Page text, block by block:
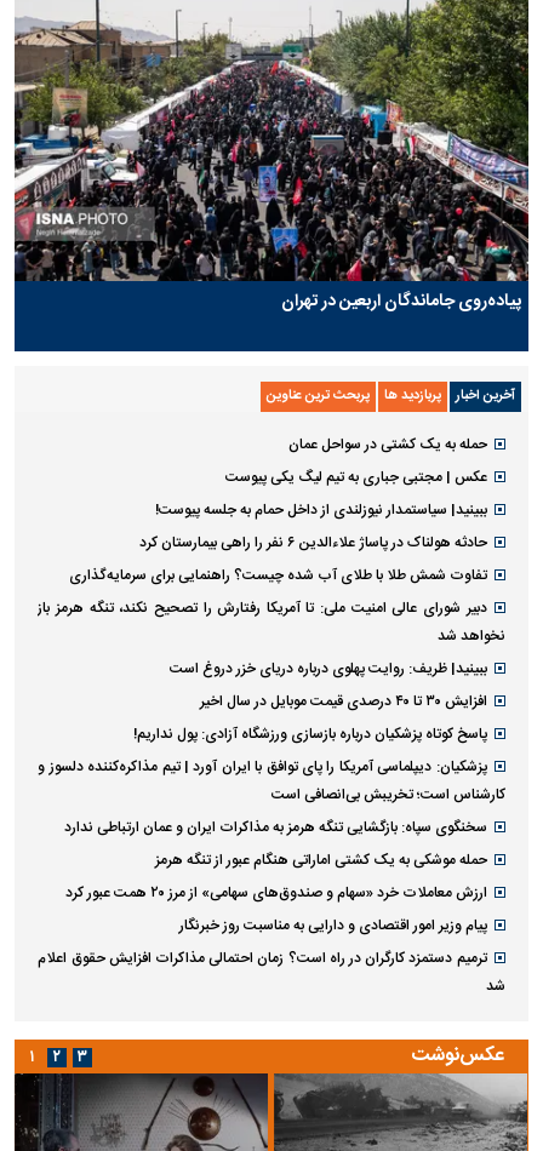
پیاده‌روی جاماندگان اربعین در تهران
آخرین اخبار پربازدید ها پربحث ترین عناوین
حمله به یک کشتی در سواحل عمان
عکس | مجتبی جباری به تیم لیگ یکی پیوست
ببینید| سیاستمدار نیوزلندی از داخل حمام به جلسه پیوست!
حادثه هولناک در پاساژ علاءالدین ۶ نفر را راهی بیمارستان کرد
تفاوت شمش طلا با طلای آب شده چیست؟ راهنمایی برای سرمایه‌گذاری
دبیر شورای عالی امنیت ملی: تا آمریکا رفتارش را تصحیح نکند، تنگه هرمز باز
نخواهد شد
ببینید| ظریف: روایت پهلوی درباره دریای خزر دروغ است
افزایش ۳۰ تا ۴۰ درصدی قیمت موبایل در سال اخیر
پاسخ کوتاه پزشکیان درباره بازسازی ورزشگاه آزادی: پول نداریم!
پزشکیان: دیپلماسی آمریکا را پای توافق با ایران آورد | تیم مذاکره‌کننده دلسوز و
کارشناس است؛ تخریبش بی‌انصافی است
سخنگوی سپاه: بازگشایی تنگه هرمز به مذاکرات ایران و عمان ارتباطی ندارد
حمله موشکی به یک کشتی اماراتی هنگام عبور از تنگه هرمز
ارزش معاملات خرد «سهام و صندوق‌های سهامی» از مرز ۲۰ همت عبور کرد
پیام وزیر امور اقتصادی و دارایی به مناسبت روز خبرنگار
ترمیم دستمزد کارگران در راه است؟ زمان احتمالی مذاکرات افزایش حقوق اعلام
شد
عکس‌نوشت ۱ ۲ ۳